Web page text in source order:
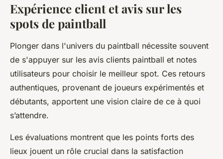
Expérience client et avis sur les
spots de paintball
Plonger dans l'univers du paintball nécessite souvent
de s'appuyer sur les avis clients paintball et notes
utilisateurs pour choisir le meilleur spot. Ces retours
authentiques, provenant de joueurs expérimentés et
débutants, apportent une vision claire de ce à quoi
s’attendre.
Les évaluations montrent que les points forts des
lieux jouent un rôle crucial dans la satisfaction